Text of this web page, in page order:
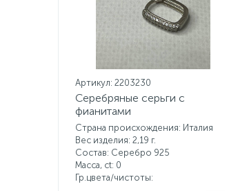
Артикул: 2203230
Серебряные серьги с
фианитами
Страна происхождения: Италия
Вес изделия: 2,19 г.
Состав: Серебро 925
Масса, ct: 0
Гр.цвета/чистоты: